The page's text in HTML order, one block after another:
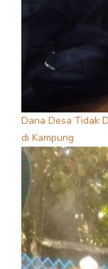
Dana Desa Tidak
di Kampung